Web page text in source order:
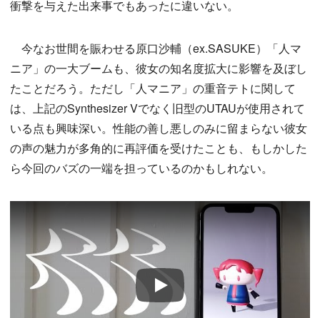
衝撃を与えた出来事でもあったに違いない。
今なお世間を賑わせる原口沙輔（ex.SASUKE）「人マ
ニア」の一大ブームも、彼女の知名度拡大に影響を及ぼし
たことだろう。ただし「人マニア」の重音テトに関して
は、上記のSynthesizer Vでなく旧型のUTAUが使用されて
いる点も興味深い。性能の善し悪しのみに留まらない彼女
の声の魅力が多角的に再評価を受けたことも、もしかした
ら今回のバズの一端を担っているのかもしれない。
Play